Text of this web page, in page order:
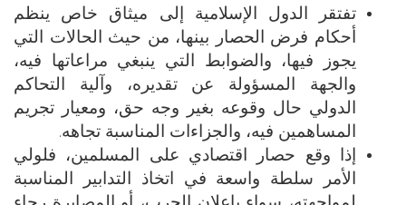
تفتقر الدول الإسلامية إلى ميثاق خاص ينظم
أحكام فرض الحصار بينها، من حيث الحالات التي
يجوز فيها، والضوابط التي ينبغي مراعاتها فيه،
والجهة المسؤولة عن تقديره، وآلية التحاكم
الدولي حال وقوعه بغير وجه حق، ومعيار تجريم
المساهمين فيه، والجزاءات المناسبة تجاهه.
إذا وقع حصار اقتصادي على المسلمين، فلولي
الأمر سلطة واسعة في اتخاذ التدابير المناسبة